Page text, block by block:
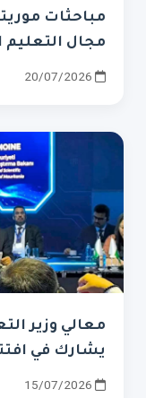
مباحثات
مجال التعليم
20/07/2026
معالي وزير
يشارك في
15/07/2026